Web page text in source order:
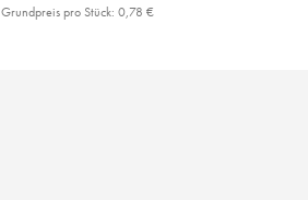
Grundpreis pro Stück: 0,78 €